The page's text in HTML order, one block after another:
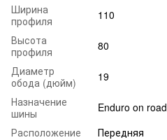
Ширина
профиля
110
Высота
профиля
80
Диаметр
обода (дюйм)
19
Назначение
шины
Enduro on road
Расположение
Передняя